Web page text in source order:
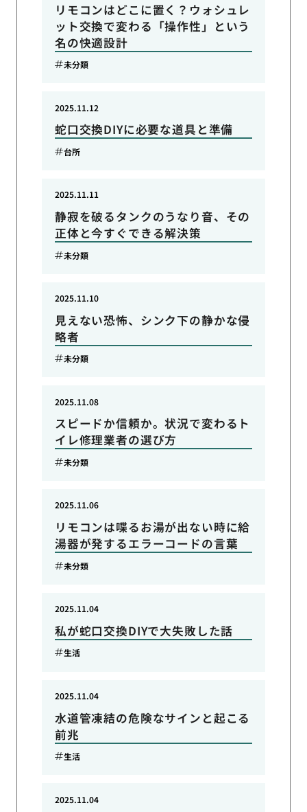
リモコンはどこに置く？ウォシュレ
ット交換で変わる「操作性」という
名の快適設計
未分類
蛇口交換DIYに必要な道具と準備
2025.11.12
台所
静寂を破るタンクのうなり音、その
正体と今すぐできる解決策
2025.11.11
未分類
見えない恐怖、シンク下の静かな侵
略者
2025.11.10
未分類
スピードか信頼か。状況で変わるト
イレ修理業者の選び方
2025.11.08
未分類
リモコンは喋るお湯が出ない時に給
湯器が発するエラーコードの言葉
2025.11.06
未分類
私が蛇口交換DIYで大失敗した話
2025.11.04
生活
水道管凍結の危険なサインと起こる
前兆
2025.11.04
生活
2025.11.04